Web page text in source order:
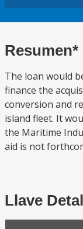
Resumen*
The loan would
finance the
conversion and
island fleet. It
the Maritime
aid is not
Llave